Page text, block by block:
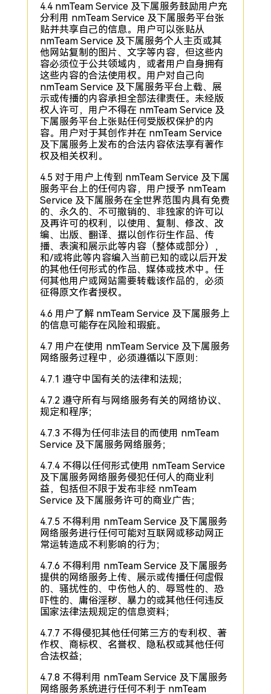
4.4 nmTeam Service 及下属服务鼓励用户充
分利用 nmTeam Service 及下属服务平台张
贴并共享自己的信息。用户可以张贴从
nmTeam Service 及下属服务个人主页或其
他网站复制的图片、文字等内容，但这些内
容必须位于公共领域内，或者用户自身拥有
这些内容的合法使用权。用户对自己向
nmTeam Service 及下属服务平台上载、展
示或传播的内容承担全部法律责任。未经版
权人许可，用户不得在 nmTeam Service 及
下属服务平台上张贴任何受版权保护的内
容。用户对于其创作并在 nmTeam Service
及下属服务上发布的合法内容依法享有著作
权及相关权利。
4.5 对于用户上传到 nmTeam Service 及下属
服务平台上的任何内容，用户授予 nmTeam
Service 及下属服务在全世界范围内具有免费
的、永久的、不可撤销的、非独家的许可以
及再许可的权利，以使用、复制、修改、改
编、出版、翻译、据以创作衍生作品、传
播、表演和展示此等内容（整体或部分），
和/或将此等内容编入当前已知的或以后开发
的其他任何形式的作品、媒体或技术中。任
何其他用户或网站需要转载该作品的，必须
征得原文作者授权。
4.6 用户了解 nmTeam Service 及下属服务上
的信息可能存在风险和瑕疵。
4.7 用户在使用 nmTeam Service 及下属服务
网络服务过程中，必须遵循以下原则：
4.7.1 遵守中国有关的法律和法规；
4.7.2 遵守所有与网络服务有关的网络协议、
规定和程序；
4.7.3 不得为任何非法目的而使用 nmTeam
Service 及下属服务网络服务；
4.7.4 不得以任何形式使用 nmTeam Service
及下属服务网络服务侵犯任何人的商业利
益，包括但不限于发布非经 nmTeam
Service 及下属服务许可的商业广告；
4.7.5 不得利用 nmTeam Service 及下属服务
网络服务进行任何可能对互联网或移动网正
常运转造成不利影响的行为；
4.7.6 不得利用 nmTeam Service 及下属服务
提供的网络服务上传、展示或传播任何虚假
的、骚扰性的、中伤他人的、辱骂性的、恐
吓性的、庸俗淫秽、暴力的或其他任何违反
国家法律法规规定的信息资料；
4.7.7 不得侵犯其他任何第三方的专利权、著
作权、商标权、名誉权、隐私权或其他任何
合法权益；
4.7.8 不得利用 nmTeam Service 及下属服务
网络服务系统进行任何不利于 nmTeam